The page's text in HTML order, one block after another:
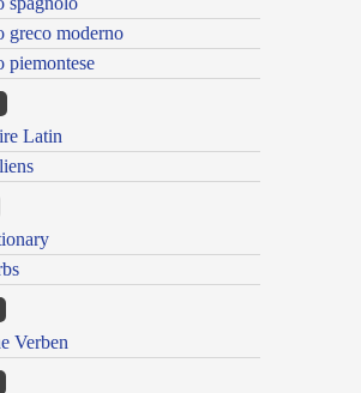
greco moderno
piemontese
Latin
Verben